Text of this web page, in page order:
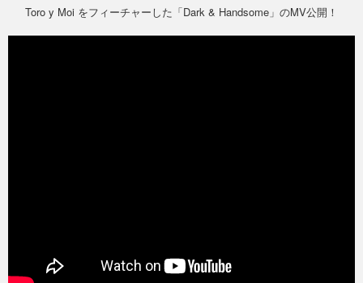
ト情報
Toro y Moi をフィーチャーした「Dark & Handsome」のMV公開！